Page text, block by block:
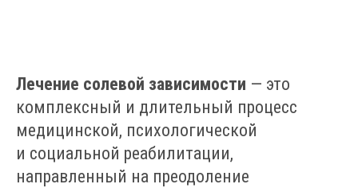
Лечение солевой зависимости — это
комплексный и длительный процесс
медицинской, психологической
и социальной реабилитации,
направленный на преодоление